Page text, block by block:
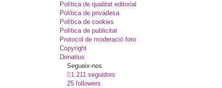
Política de qualitat editorial
Política de privadesa
Política de cookies
Política de publicitat
Protocol de moderació foro
Copyright
Donatius
Segueix-nos
1.211 seguidors
25 followers